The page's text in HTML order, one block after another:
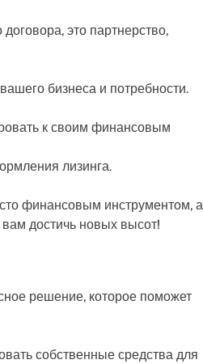
это партнерство,
бизнеса и потребности.
к своим финансовым
лизинга.
финансовым инструментом, а
достичь новых высот!
решение, которое поможет
собственные средства для